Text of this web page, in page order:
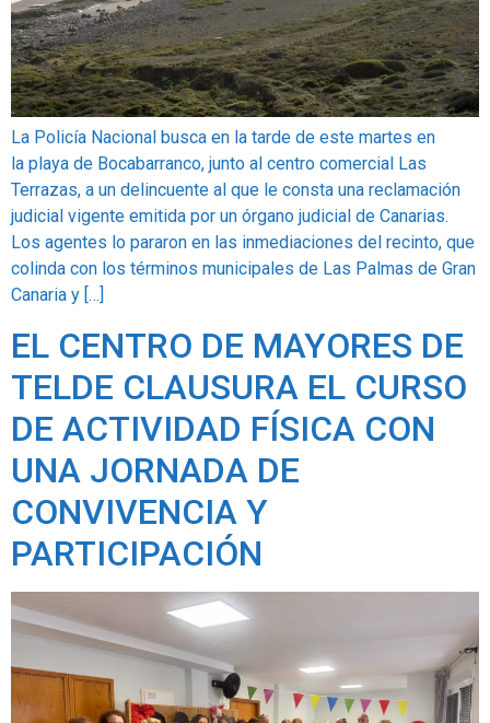
La Policía Nacional busca en la tarde de este martes en
la playa de Bocabarranco, junto al centro comercial Las
Terrazas, a un delincuente al que le consta una reclamación
judicial vigente emitida por un órgano judicial de Canarias.
Los agentes lo pararon en las inmediaciones del recinto, que
colinda con los términos municipales de Las Palmas de Gran
Canaria y […]
EL CENTRO DE MAYORES DE
TELDE CLAUSURA EL CURSO
DE ACTIVIDAD FÍSICA CON
UNA JORNADA DE
CONVIVENCIA Y
PARTICIPACIÓN